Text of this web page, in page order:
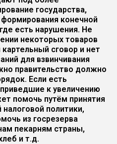
государства,
конечной
есть нарушения. Не
некоторых товаров
сговор и нет
для взвинчивания
правительство должно
Если есть
к увеличению
помочь путём принятия
политики,
из госрезерва
пекарням страны,
и т.д.